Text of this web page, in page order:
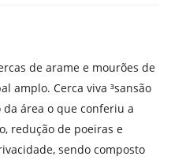
de arame e mourões de
amplo. Cerca viva ³sansão
área o que conferiu a
redução de poeiras e
sendo composto